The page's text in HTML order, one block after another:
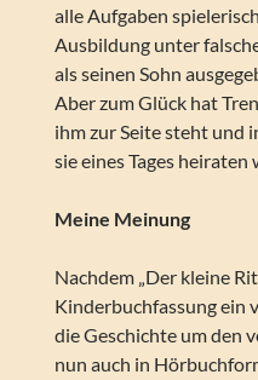
alle Aufgaben
Ausbildung unter
als seinen Sohn
Aber zum Glück hat
ihm zur Seite steht und
sie eines Tages heiraten
Meine Meinung
Nachdem „Der kleine
Kinderbuchfassung ein
die Geschichte um den
nun auch in